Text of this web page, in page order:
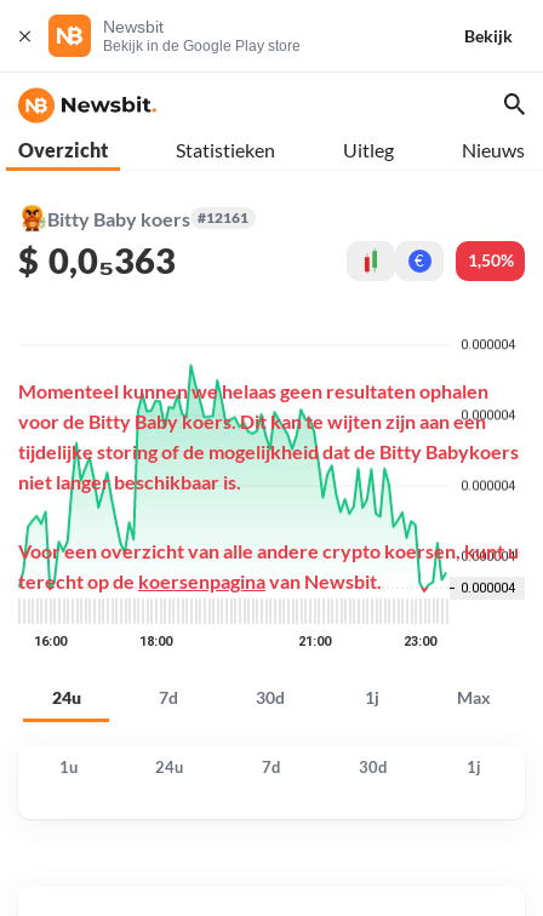
Newsbit
Bekijk in de Google Play store
Bekijk
Overzicht Statistieken Uitleg Nieuws
Bitty Baby koers #12161
$ 0,0₅363 € 1,50%
24u 7d 30d 1j Max
Momenteel kunnen we helaas geen resultaten ophalen
voor de Bitty Baby koers. Dit kan te wijten zijn aan een
tijdelijke storing of de mogelijkheid dat de Bitty Babykoers
niet langer beschikbaar is.
Voor een overzicht van alle andere crypto koersen, kunt u
terecht op de koersenpaginavan Newsbit.
1u 24u 7d 30d 1j